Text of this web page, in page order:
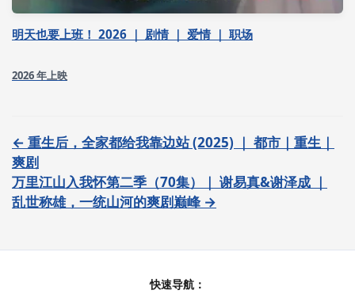
明天也要上班！ 2026 ｜ 剧情 ｜ 爱情 ｜ 职场
2026 年上映
← 重生后，全家都给我靠边站 (2025) ｜ 都市｜重生｜
爽剧
万里江山入我怀第二季（70集）｜ 谢易真&谢泽成 ｜
乱世称雄，一统山河的爽剧巅峰 →
快速导航：